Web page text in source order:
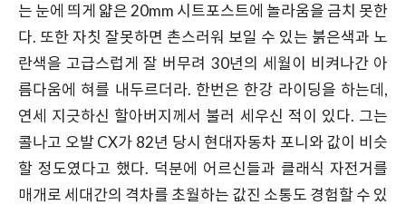
는 눈에 띄게 얇은 20mm 시트포스트에 놀라움을 금치 못한
다. 또한 자칫 잘못하면 촌스러워 보일 수 있는 붉은색과 노
란색을 고급스럽게 잘 버무려 30년의 세월이 비켜나간 아
름다움에 혀를 내두르더라. 한번은 한강 라이딩을 하는데,
연세 지긋하신 할아버지께서 불러 세우신 적이 있다. 그는
콜나고 오발 CX가 82년 당시 현대자동차 포니와 값이 비슷
할 정도였다고 했다. 덕분에 어르신들과 클래식 자전거를
매개로 세대간의 격차를 초월하는 값진 소통도 경험할 수 있